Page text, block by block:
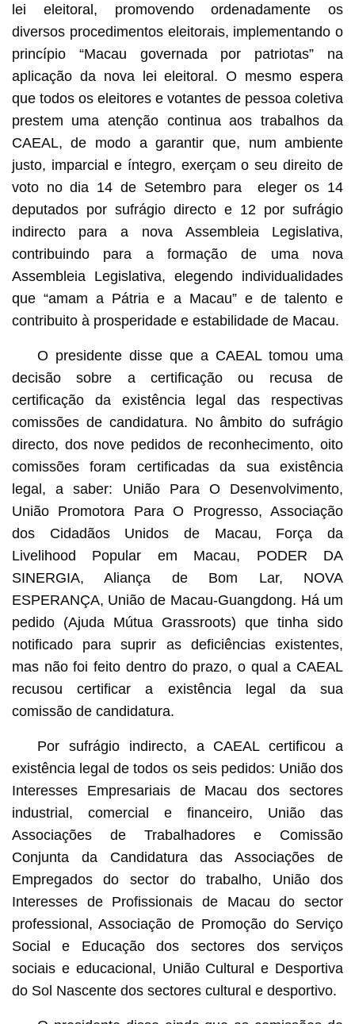
lei eleitoral, promovendo ordenadamente os
diversos procedimentos eleitorais, implementando o
princípio “Macau governada por patriotas” na
aplicação da nova lei eleitoral. O mesmo espera
que todos os eleitores e votantes de pessoa coletiva
prestem uma atenção continua aos trabalhos da
CAEAL, de modo a garantir que, num ambiente
justo, imparcial e íntegro, exerçam o seu direito de
voto no dia 14 de Setembro para eleger os 14
deputados por sufrágio directo e 12 por sufrágio
indirecto para a nova Assembleia Legislativa,
contribuindo para a formação de uma nova
Assembleia Legislativa, elegendo individualidades
que “amam a Pátria e a Macau” e de talento e
contribuito à prosperidade e estabilidade de Macau.
O presidente disse que a CAEAL tomou uma
decisão sobre a certificação ou recusa de
certificação da existência legal das respectivas
comissões de candidatura. No âmbito do sufrágio
directo, dos nove pedidos de reconhecimento, oito
comissões foram certificadas da sua existência
legal, a saber: União Para O Desenvolvimento,
União Promotora Para O Progresso, Associação
dos Cidadãos Unidos de Macau, Força da
Livelihood Popular em Macau, PODER DA
SINERGIA, Aliança de Bom Lar, NOVA
ESPERANÇA, União de Macau-Guangdong. Há um
pedido (Ajuda Mútua Grassroots) que tinha sido
notificado para suprir as deficiências existentes,
mas não foi feito dentro do prazo, o qual a CAEAL
recusou certificar a existência legal da sua
comissão de candidatura.
Por sufrágio indirecto, a CAEAL certificou a
existência legal de todos os seis pedidos: União dos
Interesses Empresariais de Macau dos sectores
industrial, comercial e financeiro, União das
Associações de Trabalhadores e Comissão
Conjunta da Candidatura das Associações de
Empregados do sector do trabalho, União dos
Interesses de Profissionais de Macau do sector
professional, Associação de Promoção do Serviço
Social e Educação dos sectores dos serviços
sociais e educacional, União Cultural e Desportiva
do Sol Nascente dos sectores cultural e desportivo.